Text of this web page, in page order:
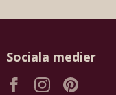
Sociala medier